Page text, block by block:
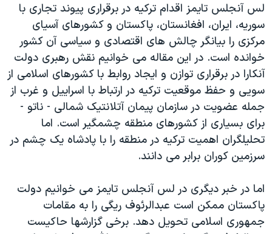
لس آنجلس تايمز اقدام ترکيه در برقراری پيوند تجاری با
سوريه، ايران، افغانستان، پاکستان و کشورهای آسيای
مرکزی را بيانگر چالش های اقتصادی و سياسی آن کشور
خوانده است. در اين مقاله می خوانيم نقش رهبری دولت
آنکارا در برقراری توازن و ايجاد روابط با کشورهای اسلامی از
سويی و حفظ موقعيت ترکيه در ارتباط با اسراييل و غرب از
جمله عضويت در سازمان پيمان آتلانتيک شمالی - ناتو -
برای بسياری از کشورهای منطقه چشمگير است. اما
تحليلگران اهميت ترکيه در منطقه را با پادشاه يک چشم در
سرزمين کوران برابر می دانند.
اما در خبر ديگری در لس آنجلس تايمز می خوانيم دولت
پاکستان ممکن است عبدالرئوف ريگی را به مقامات
جمهوری اسلامی تحويل دهد. برخی گزارشها حاکيست